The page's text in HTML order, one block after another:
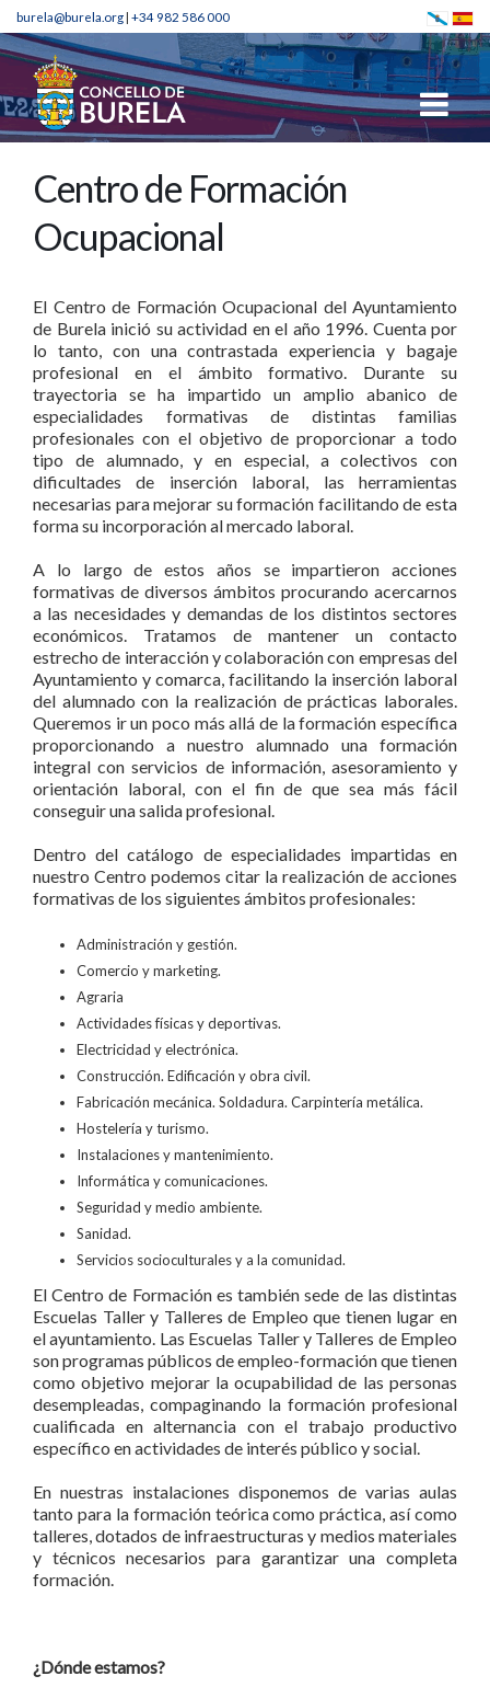
burela@burela.org| +34 982 586 000
Centro de Formación
Ocupacional
El Centro de Formación Ocupacional del Ayuntamiento
de Burela inició su actividad en el año 1996. Cuenta por
lo tanto, con una contrastada experiencia y bagaje
profesional en el ámbito formativo. Durante su
trayectoria se ha impartido un amplio abanico de
especialidades formativas de distintas familias
profesionales con el objetivo de proporcionar a todo
tipo de alumnado, y en especial, a colectivos con
dificultades de inserción laboral, las herramientas
necesarias para mejorar su formación facilitando de esta
forma su incorporación al mercado laboral.
A lo largo de estos años se impartieron acciones
formativas de diversos ámbitos procurando acercarnos
a las necesidades y demandas de los distintos sectores
económicos. Tratamos de mantener un contacto
estrecho de interacción y colaboración con empresas del
Ayuntamiento y comarca, facilitando la inserción laboral
del alumnado con la realización de prácticas laborales.
Queremos ir un poco más allá de la formación específica
proporcionando a nuestro alumnado una formación
integral con servicios de información, asesoramiento y
orientación laboral, con el fin de que sea más fácil
conseguir una salida profesional.
Dentro del catálogo de especialidades impartidas en
nuestro Centro podemos citar la realización de acciones
formativas de los siguientes ámbitos profesionales:
Administración y gestión.
Comercio y marketing.
Agraria
Actividades físicas y deportivas.
Electricidad y electrónica.
Construcción. Edificación y obra civil.
Fabricación mecánica. Soldadura. Carpintería metálica.
Hostelería y turismo.
Instalaciones y mantenimiento.
Informática y comunicaciones.
Seguridad y medio ambiente.
Sanidad.
Servicios socioculturales y a la comunidad.
El Centro de Formación es también sede de las distintas
Escuelas Taller y Talleres de Empleo que tienen lugar en
el ayuntamiento. Las Escuelas Taller y Talleres de Empleo
son programas públicos de empleo-formación que tienen
como objetivo mejorar la ocupabilidad de las personas
desempleadas, compaginando la formación profesional
cualificada en alternancia con el trabajo productivo
específico en actividades de interés público y social.
En nuestras instalaciones disponemos de varias aulas
tanto para la formación teórica como práctica, así como
talleres, dotados de infraestructuras y medios materiales
y técnicos necesarios para garantizar una completa
formación.
¿Dónde estamos?